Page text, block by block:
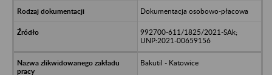
Dokumentacja osobowo-płacowa
992700-611/1825/2021-SAk;
UNP:2021-00659156
Bakutil - Katowice